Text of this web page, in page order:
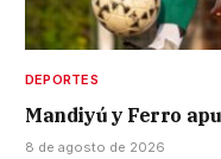
DEPORTES
Mandiyú y Ferro
8 de agosto de 2026